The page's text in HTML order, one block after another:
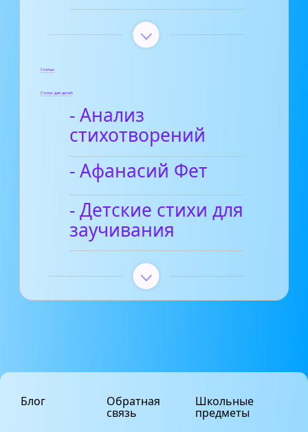
Статьи
Стихи для детей
- Анализ
стихотворений
- Афанасий Фет
- Детские стихи для
заучивания
Блог Обратная
связь
Школьные
предметы